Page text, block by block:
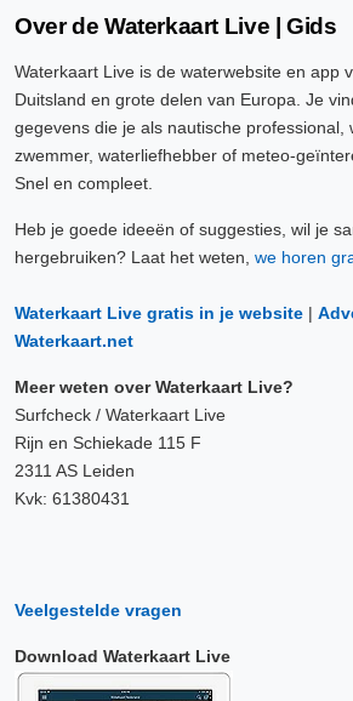
Over de Waterkaart Live | Gids
Waterkaart Live is de waterwebsite en app
Duitsland en grote delen van Europa. Je
gegevens die je als nautische professional,
zwemmer, waterliefhebber of meteo-
Snel en compleet.
Heb je goede ideeën of suggesties, wil je
hergebruiken? Laat het weten, we horen
Waterkaart Live gratis in je website |
Waterkaart.net
Meer weten over Waterkaart Live?
Surfcheck / Waterkaart Live
Rijn en Schiekade 115 F
2311 AS Leiden
Kvk: 61380431
Veelgestelde vragen
Download Waterkaart Live